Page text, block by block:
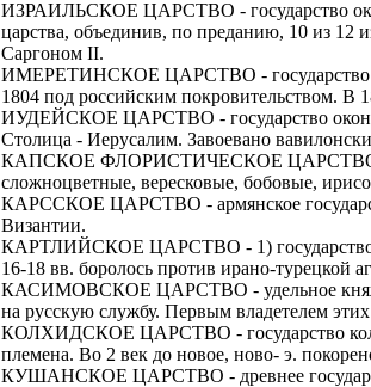
А также
# работа за границей
# работа за рубежом
# трудоустройство за
Пожалуйста, НЕ
Опыт не нужен, но
региональный
курьер документов,
В таких банках, как
Открытие, Почта
В направлениях: без
ИЗРАИЛЬСКОЕ ЦАРСТВО - государство
царства, объединив, по преданию, 10 из 12
Саргоном II.
ИМЕРЕТИНСКОЕ ЦАРСТВО - государство со
1804 под российским покровительством. В
ИУДЕЙСКОЕ ЦАРСТВО - государство
Столица - Иерусалим. Завоевано
КАПСКОЕ ФЛОРИСТИЧЕСКОЕ ЦАРСТВО -
сложноцветные, вересковые, бобовые,
КАРССКОЕ ЦАРСТВО - армянское
Византии.
КАРТЛИЙСКОЕ ЦАРСТВО - 1) государство в
16-18 вв. боролось против ирано-турецкой
КАСИМОВСКОЕ ЦАРСТВО - удельное
на русскую службу. Первым владетелем
КОЛХИДСКОЕ ЦАРСТВО - государство
племена. Во 2 век до новое, ново- э.
КУШАНСКОЕ ЦАРСТВО - древнее